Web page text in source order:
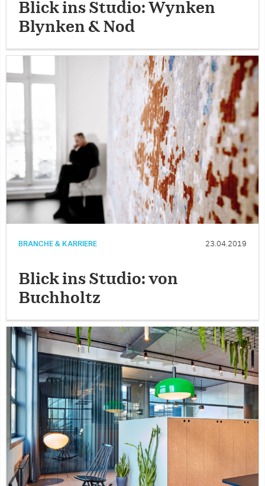
Blick ins Studio: Wynken
Blynken & Nod
BRANCHE & KARRIERE 23.04.2019
Blick ins Studio: von
Buchholtz